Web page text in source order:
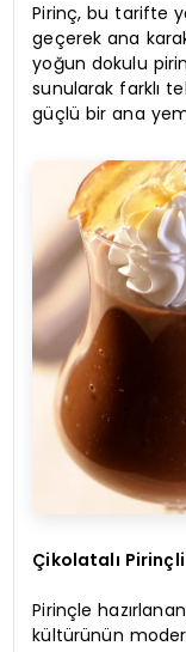
Pirinç, bu tarifte
geçerek ana
yoğun dokulu
sunularak farklı
güçlü bir ana
Çikolatalı
Pirinçle
kültürünün